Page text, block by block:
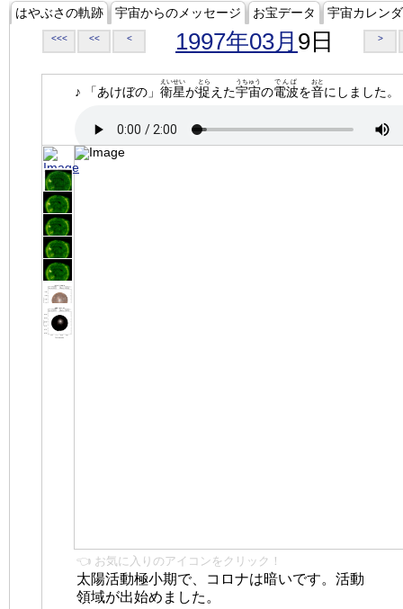
はやぶさの軌跡 宇宙からのメッセージ お宝データ 宇宙カレン
<<< << < 1997年03月 9日 >
♪ 「あけぼの」 衛星
えいせい
が捉
とら
えた宇宙
うちゅう
の電波
でんぱ
を音
おと
にしました。
👈 お気に入りのアイコンをクリック！
太陽活動極小期で、コロナは暗いです。活動
領域が出始めました。